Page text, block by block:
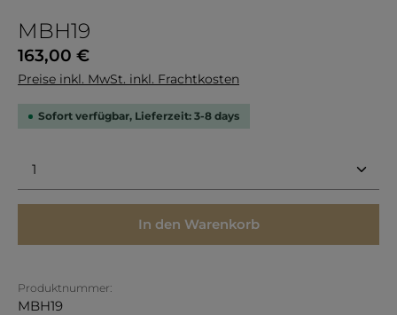
MBH19
Regulärer Preis:
163,00 €
Preise inkl. MwSt. inkl. Frachtkosten
Sofort verfügbar, Lieferzeit: 3-8 days
Produkt Anzahl: Gib den gewünschten Wert
In den Warenkorb
Produktnummer:
MBH19